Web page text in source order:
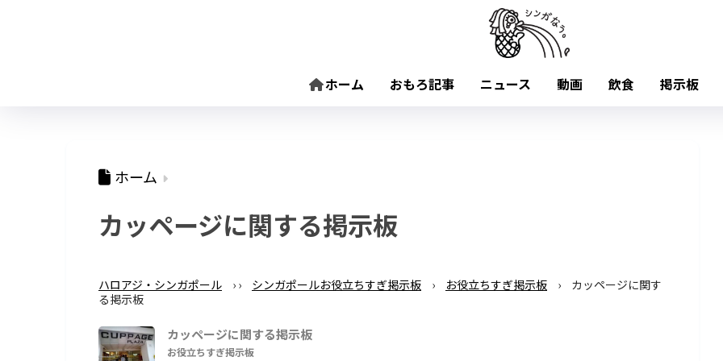
ホーム おもろ記事 ニュース 動画 飲食 掲示板
ホーム
カッページに関する掲示板
ハロアジ・シンガポール › › シンガポールお役立ちすぎ掲示板 › お役立ちすぎ掲示板 ›
カッページに関す
る掲示板
カッページに関する掲示板
お役立ちすぎ掲示板